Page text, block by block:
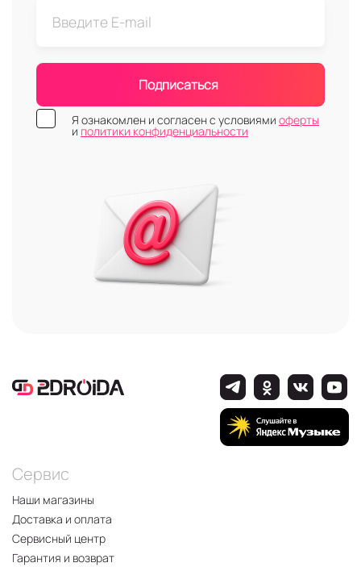
Подписаться
Я ознакомлен и согласен с условиями оферты
и политики конфиденциальности
Сервис
Наши магазины
Доставка и оплата
Сервисный центр
Гарантия и возврат